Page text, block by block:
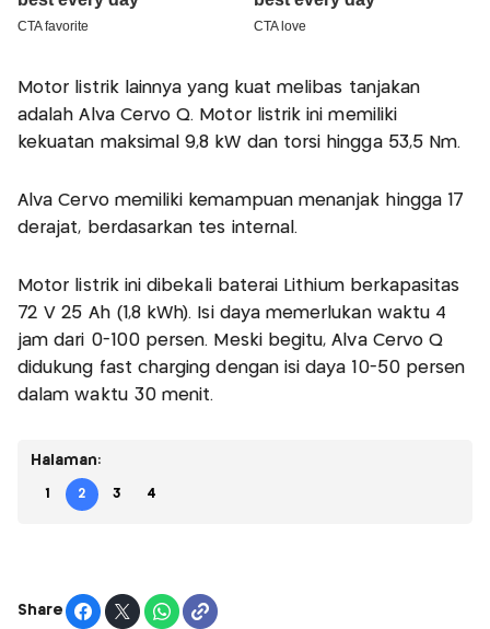
Motor listrik lainnya yang kuat melibas tanjakan
adalah Alva Cervo Q. Motor listrik ini memiliki
kekuatan maksimal 9,8 kW dan torsi hingga 53,5 Nm.
Alva Cervo memiliki kemampuan menanjak hingga 17
derajat, berdasarkan tes internal.
Motor listrik ini dibekali baterai Lithium berkapasitas
72 V 25 Ah (1,8 kWh). Isi daya memerlukan waktu 4
jam dari 0-100 persen. Meski begitu, Alva Cervo Q
didukung fast charging dengan isi daya 10-50 persen
dalam waktu 30 menit.
Halaman:
1 2 3 4
Share